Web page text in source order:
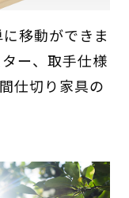
移動ができま
ー、取手仕様
仕切り家具の